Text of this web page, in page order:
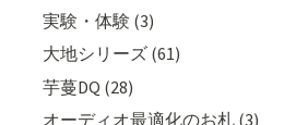
実験・体験 (3)
大地シリーズ (61)
芋蔓DQ (28)
オーディオ最適化のお札 (3)